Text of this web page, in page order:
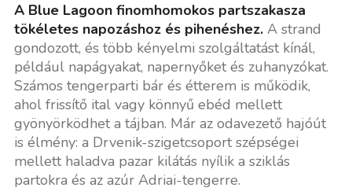
A Blue Lagoon finomhomokos partszakasza
tökéletes napozáshoz és pihenéshez.A strand
gondozott, és több kényelmi szolgáltatást kínál,
például napágyakat, napernyőket és zuhanyzókat.
Számos tengerparti bár és étterem is működik,
ahol frissítő ital vagy könnyű ebéd mellett
gyönyörködhet a tájban. Már az odavezető hajóút
is élmény: a Drvenik-szigetcsoport szépségei
mellett haladva pazar kilátás nyílik a sziklás
partokra és az azúr Adriai-tengerre.